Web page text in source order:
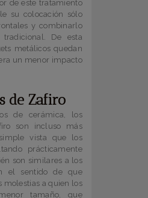
de este tratamiento
su colocación sólo
y combinarlo
De esta
metálicos quedan
un menor impacto
de Zafiro
de cerámica, los
son incluso más
vista que los
prácticamente
son similares a los
el sentido de que
molestias a quien los
tamaño, que